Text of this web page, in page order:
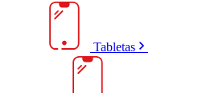
Tabletas